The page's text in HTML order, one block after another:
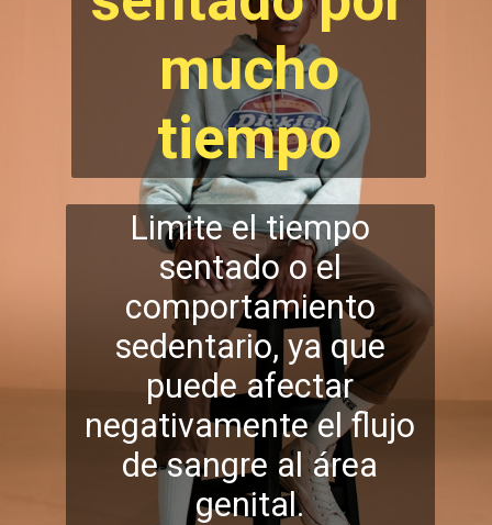
mucho
tiempo
Limite el tiempo
sentado o el
comportamiento
sedentario, ya que
puede afectar
negativamente el flujo
de sangre al área
genital.